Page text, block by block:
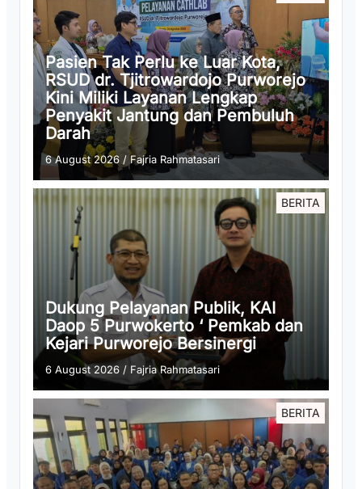
Pasien Tak Perlu ke Luar Kota,
RSUD dr. Tjitrowardojo Purworejo
Kini Miliki Layanan Lengkap
Penyakit Jantung dan Pembuluh
Darah
6 August 2026 /Fajria Rahmatasari
BERITA
Dukung Pelayanan Publik, KAI
Daop 5 Purwokerto ‘ Pemkab dan
Kejari Purworejo Bersinergi
6 August 2026 / Fajria Rahmatasari
BERITA